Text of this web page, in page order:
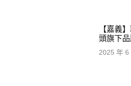
【嘉義
頭旗下
2025 年 6